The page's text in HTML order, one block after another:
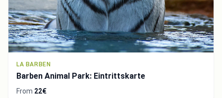
LA BARBEN
Barben Animal Park: Eintrittskarte
From 22€